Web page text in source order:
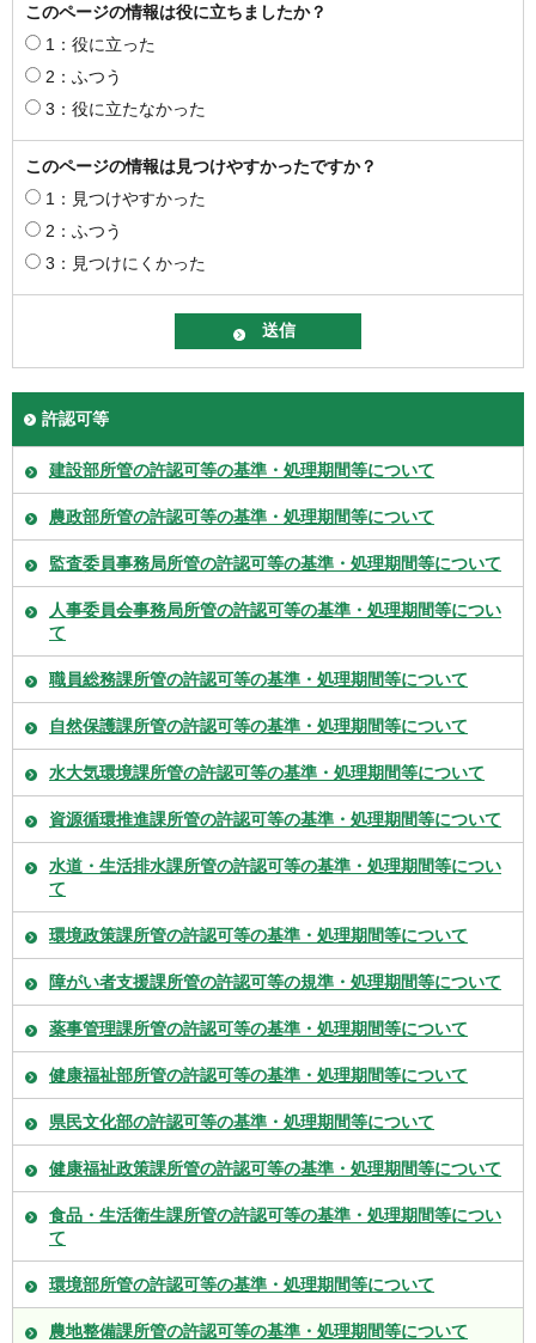
このページの情報は役に立ちましたか？
1：役に立った
2：ふつう
3：役に立たなかった
このページの情報は見つけやすかったですか？
1：見つけやすかった
2：ふつう
3：見つけにくかった
許認可等
建設部所管の許認可等の基準・処理期間等について
農政部所管の許認可等の基準・処理期間等について
監査委員事務局所管の許認可等の基準・処理期間等について
人事委員会事務局所管の許認可等の基準・処理期間等につい
て
職員総務課所管の許認可等の基準・処理期間等について
自然保護課所管の許認可等の基準・処理期間等について
水大気環境課所管の許認可等の基準・処理期間等について
資源循環推進課所管の許認可等の基準・処理期間等について
水道・生活排水課所管の許認可等の基準・処理期間等につい
て
環境政策課所管の許認可等の基準・処理期間等について
障がい者支援課所管の許認可等の規準・処理期間等について
薬事管理課所管の許認可等の基準・処理期間等について
健康福祉部所管の許認可等の基準・処理期間等について
県民文化部の許認可等の基準・処理期間等について
健康福祉政策課所管の許認可等の基準・処理期間等について
食品・生活衛生課所管の許認可等の基準・処理期間等につい
て
環境部所管の許認可等の基準・処理期間等について
農地整備課所管の許認可等の基準・処理期間等について